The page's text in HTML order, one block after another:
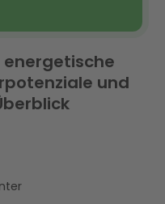
und